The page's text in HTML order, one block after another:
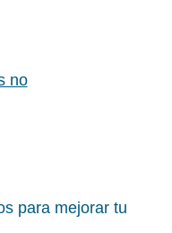
no
para mejorar tu